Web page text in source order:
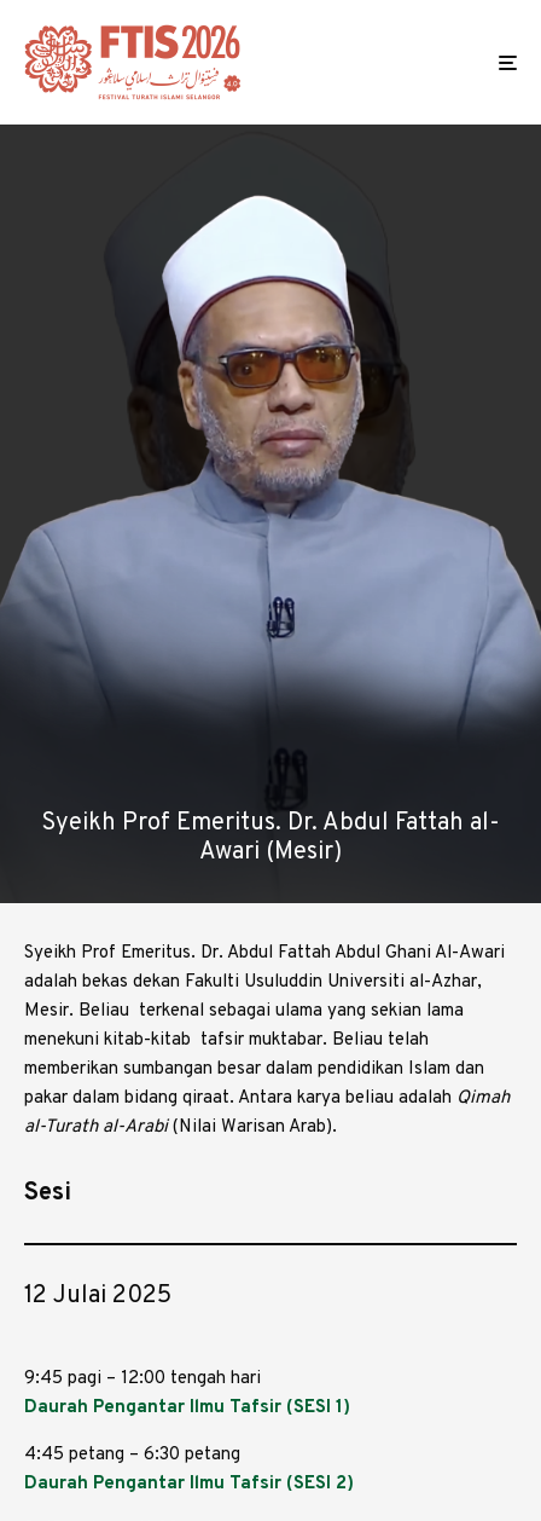
⁠Syeikh Prof Emeritus. Dr. Abdul Fattah al-
Awari (Mesir)
Syeikh Prof Emeritus. Dr. Abdul Fattah Abdul Ghani Al-Awari
adalah bekas dekan Fakulti Usuluddin Universiti al-Azhar,
Mesir. Beliau terkenal sebagai ulama yang sekian lama
menekuni kitab-kitab tafsir muktabar. Beliau telah
memberikan sumbangan besar dalam pendidikan Islam dan
pakar dalam bidang qiraat. Antara karya beliau adalah Qimah
al-Turath al-Arabi(Nilai Warisan Arab).
Sesi
12 Julai 2025
9:45 pagi – 12:00 tengah hari
Daurah Pengantar Ilmu Tafsir (SESI 1)
4:45 petang – 6:30 petang
Daurah Pengantar Ilmu Tafsir (SESI 2)